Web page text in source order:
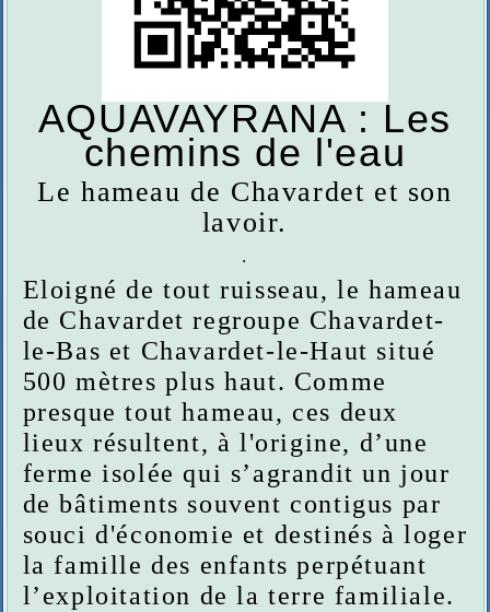
AQUAVAYRANA : Les
chemins de l'eau
Le hameau de Chavardet et son
lavoir.
.
Eloigné de tout ruisseau, le hameau
de Chavardet regroupe Chavardet-
le-Bas et Chavardet-le-Haut situé
500 mètres plus haut. Comme
presque tout hameau, ces deux
lieux résultent, à l'origine, d’une
ferme isolée qui s’agrandit un jour
de bâtiments souvent contigus par
souci d'économie et destinés à loger
la famille des enfants perpétuant
l’exploitation de la terre familiale.